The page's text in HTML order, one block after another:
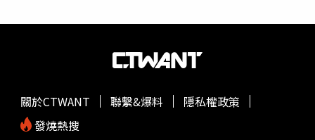
關於CTWANT 聯繫&爆料
隱私權政策
發燒熱搜